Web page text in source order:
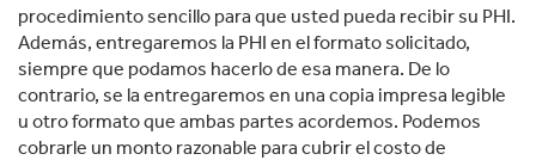
procedimiento sencillo para que usted pueda recibir su PHI.
Además, entregaremos la PHI en el formato solicitado,
siempre que podamos hacerlo de esa manera. De lo
contrario, se la entregaremos en una copia impresa legible
u otro formato que ambas partes acordemos. Podemos
cobrarle un monto razonable para cubrir el costo de